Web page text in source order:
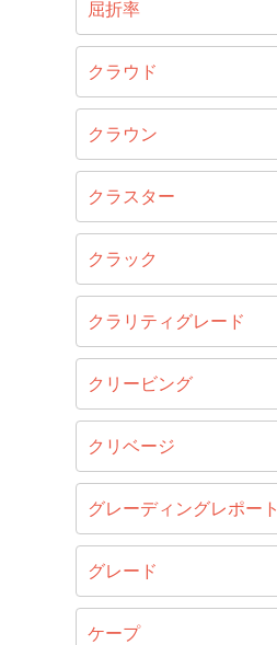
屈折率
クラウド
クラウン
クラスター
クラック
クラリティグレード
クリービング
クリベージ
グレーディングレポート
グレード
ケープ